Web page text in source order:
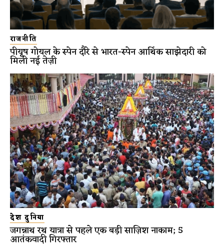
राजनीति
पीयूष गोयल के स्पेन दौरे से भारत-स्पेन आर्थिक साझेदारी को
मिली नई तेज़ी
देश दुनिया
जगन्नाथ रथ यात्रा से पहले एक बड़ी साज़िश नाकाम; 5
आतंकवादी गिरफ्तार